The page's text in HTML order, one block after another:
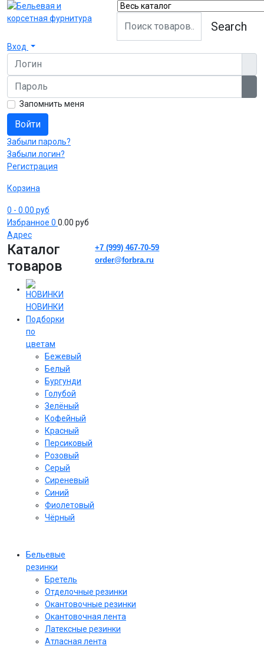
Search
Вход
Логин
Пароль
Запомнить меня
Войти
Забыли пароль?
Забыли логин?
Регистрация
Корзина
0 - 0.00 руб
Избранное 0 0.00 руб
Адрес
Каталог
товаров
НОВИНКИ
Подборки
по
цветам
Бежевый
Белый
Бургунди
Голубой
Зелёный
Кофейный
Красный
Персиковый
Розовый
Серый
Сиреневый
Cиний
Фиолетовый
Чёрный
Бельевые
резинки
Бретель
Отделочные резинки
Окантовочные резинки
Окантовочная лента
Латексные резинки
Атласная лента
+7 (999) 467-70-59
order@forbra.ru